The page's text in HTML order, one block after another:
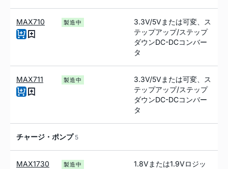
MAX710 製造中
3.3V/5Vまたは可変、ス
テップアップ/ステップ
ダウンDC-DCコンバー
タ
MAX711 製造中
3.3V/5Vまたは可変、ス
テップアップ/ステップ
ダウンDC-DCコンバー
タ
チャージ・ポンプ 5
MAX1730 製造中
1.8Vまたは1.9Vロジッ